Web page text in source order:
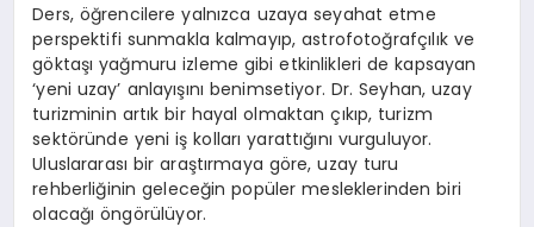
Ders, öğrencilere yalnızca uzaya seyahat etme
perspektifi sunmakla kalmayıp, astrofotoğrafçılık ve
göktaşı yağmuru izleme gibi etkinlikleri de kapsayan
‘yeni uzay’ anlayışını benimsetiyor. Dr. Seyhan, uzay
turizminin artık bir hayal olmaktan çıkıp, turizm
sektöründe yeni iş kolları yarattığını vurguluyor.
Uluslararası bir araştırmaya göre, uzay turu
rehberliğinin geleceğin popüler mesleklerinden biri
olacağı öngörülüyor.